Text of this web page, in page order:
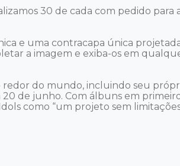
30 de cada com pedido
e uma contracapa única
a imagem e exiba-os em
redor do mundo, incluindo seu
de junho. Com álbuns em
como “um projeto sem